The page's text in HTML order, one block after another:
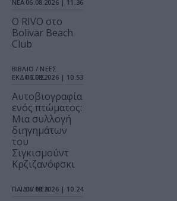
ΝΕΑ 06.08.2026 | 11.36
Ο RIVO στο
Bolivar Beach
Club
ΒΙΒΛΙΟ / ΝΕΕΣ
ΕΚΔΟΣΕΙΣ
06.08.2026 | 10.53
Αυτοβιογραφία
ενός πτώματος:
Μια συλλογή
διηγημάτων
του
Σιγκισμούντ
Κρζιζανόφσκι
ΠΑΙΔΙ / ΝΕΑ
06.08.2026 | 10.24